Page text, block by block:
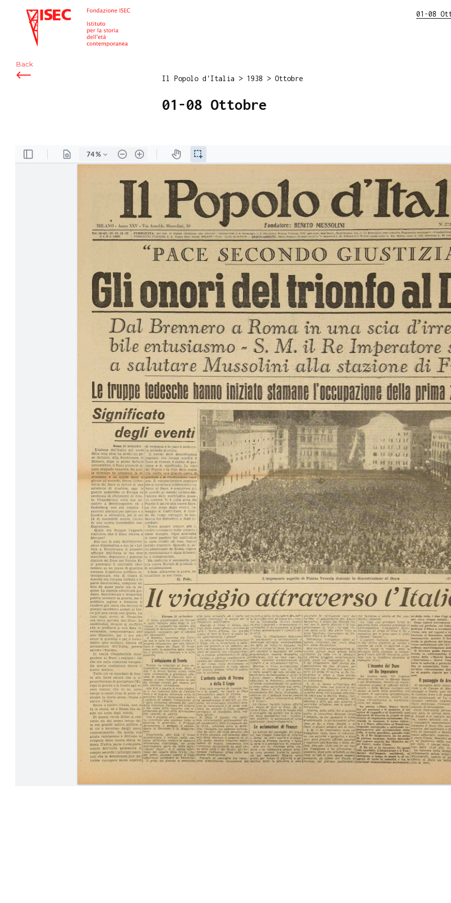
ISEC 01-08
Back
Il Popolo d'Italia > 1938 >Ottobre
01-08 Ottobre